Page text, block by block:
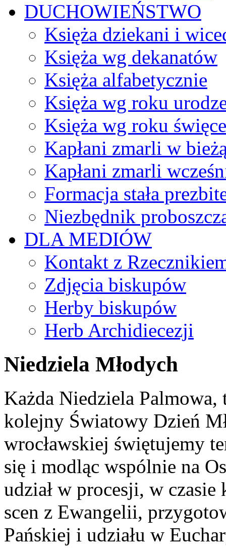
DUCHOWIEŃSTWO
Księża dziekani i
Księża wg dekanatów
Księża alfabetycznie
Księża wg roku
Księża wg roku
Kapłani zmarli w
Kapłani zmarli
Formacja stała
Niezbędnik
DLA MEDIÓW
Kontakt z
Zdjęcia biskupów
Herby biskupów
Herb Archidiecezji
Niedziela Młodych
Każda Niedziela
kolejny Światowy Dzień
wrocławskiej świętujemy
się i modląc wspólnie na
udział w procesji, w
scen z Ewangelii,
Pańskiej i udziału w